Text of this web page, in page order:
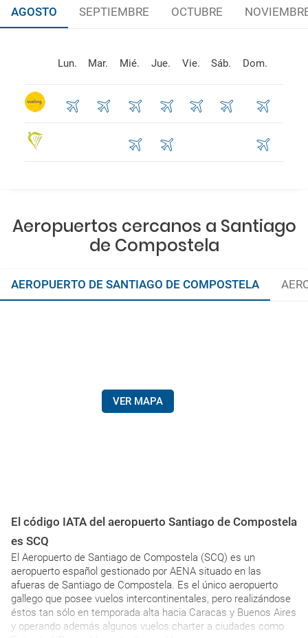
AGOSTO SEPTIEMBRE OCTUBRE
Lun. Mar. Mié. Jue. Vie. Sáb. Dom.
Aeropuertos cercanos a Santiago
de Compostela
AEROPUERTO DE SANTIAGO DE COMPOSTELA
VER MAPA
El código IATA del aeropuerto Santiago de Compostela
es SCQ
El Aeropuerto de Santiago de Compostela (SCQ) es un
aeropuerto español gestionado por AENA situado en las
afueras de Santiago de Compostela. Es el único aeropuerto
gallego que posee vuelos intercontinentales, pero realizándose
éstos tan sólo en temporada alta hacia Caracas y Buenos Aires
y operando además algunos vuelos charter a ciudades como